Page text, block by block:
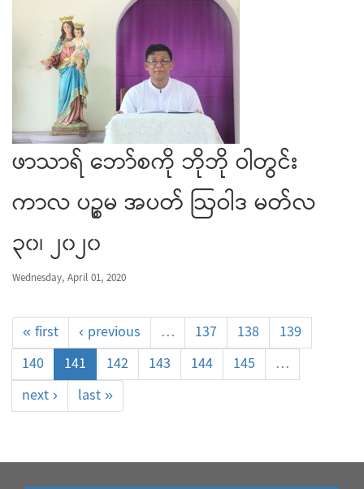
ဖာသာရ် ဘော်စကို ဘိုဘို ဝါတွင်း
ကာလ ပဉ္စမ အပတ် ဩဝါဒ မတ်လ
၃၀၊ ၂၀၂၀
Wednesday, April 01, 2020
« first ‹ previous … 137 138
139
140
141 142 143 144 145
…
next ›
last »